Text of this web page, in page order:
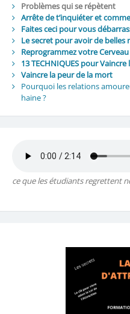
Problèmes qui se répètent
Arrête de t’inquiéter et
Faites ceci pour vous
Le secret pour avoir de belles
Reprogrammez votre
13 TECHNIQUES pour
Vaincre la peur de la mort
Pourquoi les relations
haine ?
ce que les étudiants regrettent